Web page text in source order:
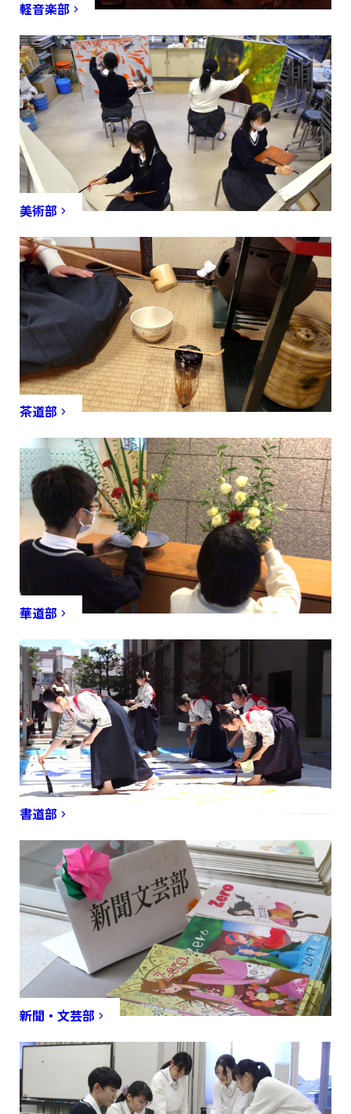
軽音楽部
美術部
茶道部
華道部
書道部
新聞・文芸部